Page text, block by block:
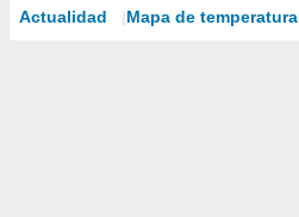
Actualidad Mapa de temperatura